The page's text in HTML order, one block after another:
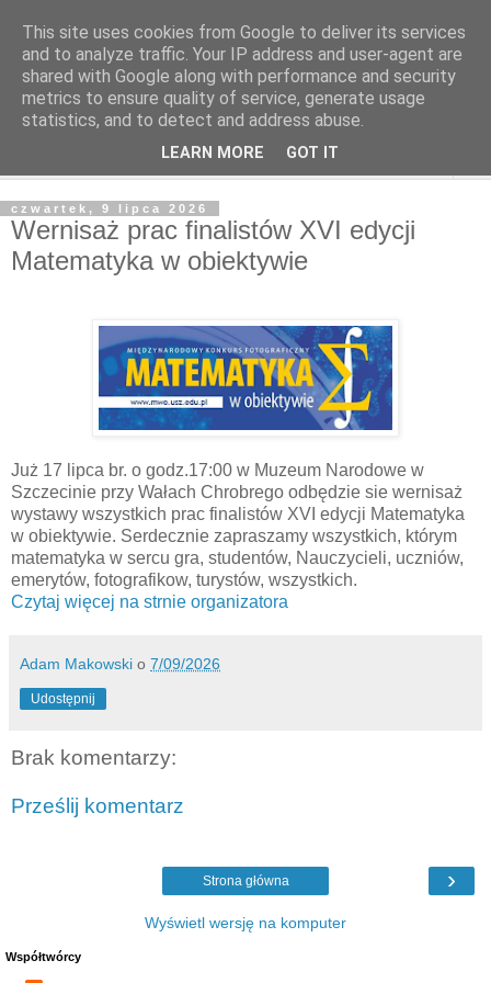
czwartek, 9 lipca 2026
Wernisaż prac finalistów XVI edycji
Matematyka w obiektywie
Już 17 lipca br. o godz.17:00 w Muzeum Narodowe w
Szczecinie przy Wałach Chrobrego odbędzie sie wernisaż
wystawy wszystkich prac finalistów XVI edycji Matematyka
w obiektywie. Serdecznie zapraszamy wszystkich, którym
matematyka w sercu gra, studentów, Nauczycieli, uczniów,
emerytów, fotografikow, turystów, wszystkich.
Czytaj więcej na strnie organizatora
Adam Makowski o 7/09/2026
Udostępnij
Brak komentarzy:
Prześlij komentarz
›
Strona główna
Wyświetl wersję na komputer
Współtwórcy
This site uses cookies from Google to deliver its services
and to analyze traffic. Your IP address and user-agent are
shared with Google along with performance and security
metrics to ensure quality of service, generate usage
statistics, and to detect and address abuse.
LEARN MORE GOT IT